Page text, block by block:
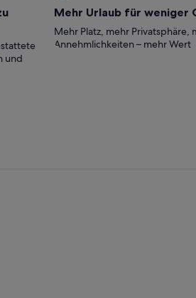
und
Mehr Urlaub für weniger
Mehr Platz, mehr Privatsphäre,
Annehmlichkeiten – mehr Wert